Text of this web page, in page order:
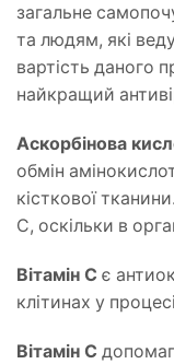
загальне
та людям, які
вартість даного
найкращий
Аскорбінова
обмін
кісткової
С, оскільки в
Вітамін С є
клітинах у
Вітамін C